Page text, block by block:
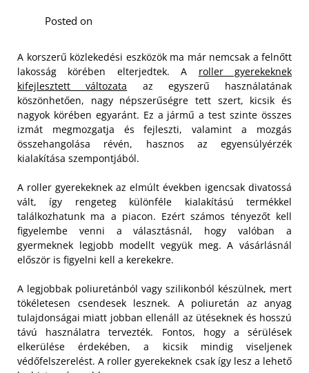
Posted on
A korszerű közlekedési eszközök ma már nemcsak a felnőtt
lakosság körében elterjedtek. A roller gyerekeknek
kifejlesztett változata az egyszerű használatának
köszönhetően, nagy népszerűségre tett szert, kicsik és
nagyok körében egyaránt. Ez a jármű a test szinte összes
izmát megmozgatja és fejleszti, valamint a mozgás
összehangolása révén, hasznos az egyensúlyérzék
kialakítása szempontjából.
A roller gyerekeknek az elmúlt években igencsak divatossá
vált, így rengeteg különféle kialakítású termékkel
találkozhatunk ma a piacon. Ezért számos tényezőt kell
figyelembe venni a választásnál, hogy valóban a
gyermeknek legjobb modellt vegyük meg. A vásárlásnál
először is figyelni kell a kerekekre.
A legjobbak poliuretánból vagy szilikonból készülnek, mert
tökéletesen csendesek lesznek. A poliuretán az anyag
tulajdonságai miatt jobban ellenáll az ütéseknek és hosszú
távú használatra tervezték. Fontos, hogy a sérülések
elkerülése érdekében, a kicsik mindig viseljenek
védőfelszerelést. A roller gyerekeknek csak így lesz a lehető